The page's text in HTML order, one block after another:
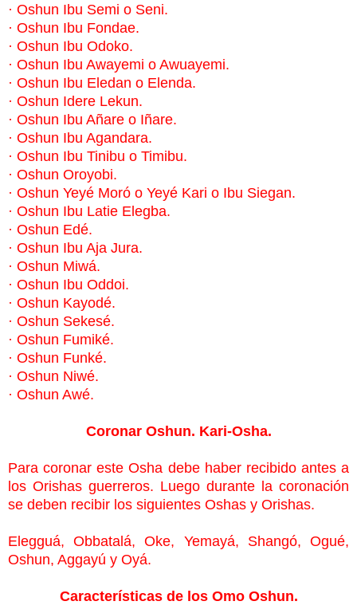
· Oshun Ibu Semi o Seni.
· Oshun Ibu Fondae.
· Oshun Ibu Odoko.
· Oshun Ibu Awayemi o Awuayemi.
· Oshun Ibu Eledan o Elenda.
· Oshun Idere Lekun.
· Oshun Ibu Añare o Iñare.
· Oshun Ibu Agandara.
· Oshun Ibu Tinibu o Timibu.
· Oshun Oroyobi.
· Oshun Yeyé Moró o Yeyé Kari o Ibu Siegan.
· Oshun Ibu Latie Elegba.
· Oshun Edé.
· Oshun Ibu Aja Jura.
· Oshun Miwá.
· Oshun Ibu Oddoi.
· Oshun Kayodé.
· Oshun Sekesé.
· Oshun Fumiké.
· Oshun Funké.
· Oshun Niwé.
· Oshun Awé.
Coronar Oshun. Kari-Osha.
Para coronar este Osha debe haber recibido antes a
los Orishas guerreros. Luego durante la coronación
se deben recibir los siguientes Oshas y Orishas.
Elegguá, Obbatalá, Oke, Yemayá, Shangó, Ogué,
Oshun, Aggayú y Oyá.
Características de los Omo Oshun.